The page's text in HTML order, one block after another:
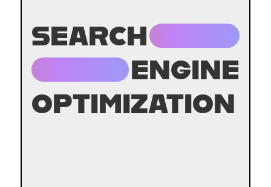
SEARCH
ENGINE
OPTIMIZATION